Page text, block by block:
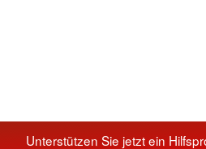
Unterstützen Sie jetzt ein